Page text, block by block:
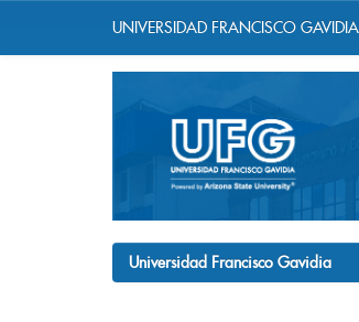
UNIVERSIDAD FRANCISCO GAVIDIA
Universidad Francisco Gavidia